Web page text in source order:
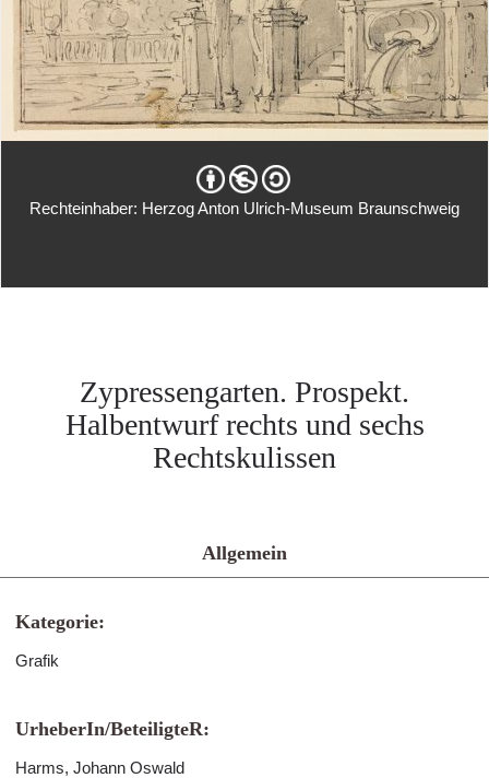
Rechteinhaber: Herzog Anton Ulrich-Museum Braunschweig
Zypressengarten. Prospekt.
Halbentwurf rechts und sechs
Rechtskulissen
Allgemein
Kategorie:
Grafik
UrheberIn/BeteiligteR:
Harms, Johann Oswald